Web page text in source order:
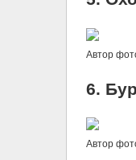
Автор
6.
Автор